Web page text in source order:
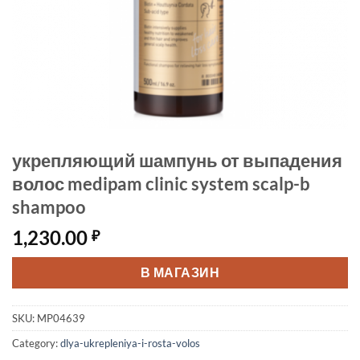
укрепляющий шампунь от выпадения
волос medipam clinic system scalp-b
shampoo
1,230.00 ₽
В МАГАЗИН
SKU: MP04639
Category:dlya-ukrepleniya-i-rosta-volos